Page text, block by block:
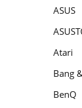
ASUS
Atari
Bang
BenQ